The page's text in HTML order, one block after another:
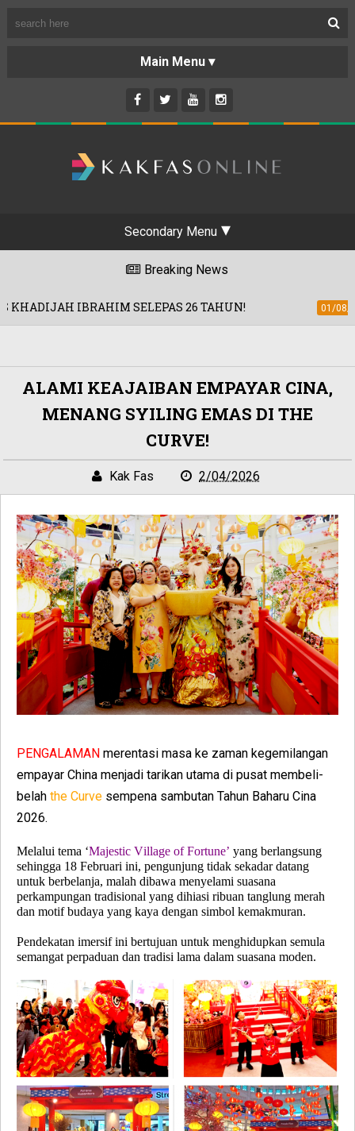
Secondary Menu
Breaking News
SELEPAS 26 TAHUN! 01/08/2026
ALAMI KEAJAIBAN EMPAYAR CINA,
MENANG SYILING EMAS DI THE
CURVE!
Kak Fas 2/04/2026
PENGALAMAN merentasi masa ke zaman kegemilangan
empayar China menjadi tarikan utama di pusat membeli-
belah the Curve sempena sambutan Tahun Baharu Cina
2026.
Melalui tema ‘Majestic Village of Fortune’ yang berlangsung
sehingga 18 Februari ini, pengunjung tidak sekadar datang
untuk berbelanja, malah dibawa menyelami suasana
perkampungan tradisional yang dihiasi ribuan tanglung merah
dan motif budaya yang kaya dengan simbol kemakmuran.
Pendekatan imersif ini bertujuan untuk menghidupkan semula
semangat perpaduan dan tradisi lama dalam suasana moden.